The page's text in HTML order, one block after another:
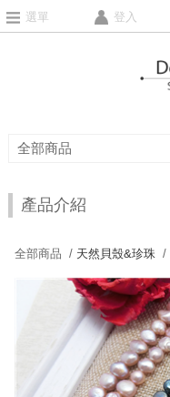
選單 登入
全部商品
產品介紹
全部商品 / 天然貝殼&珍珠 /